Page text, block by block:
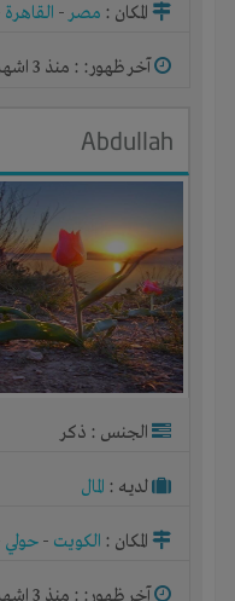
المكان : مصر- القاهرة
آخر ظهور: : منذ 3 اشهر
Abdullah
الجنس : ذكر
لديـه : المال
المكان : الكويت - حولي
آخر ظهور: : منذ 3 اشهر